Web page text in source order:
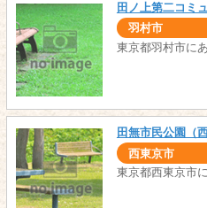
田ノ上第二コミ
羽村市
東京都羽村市に
田無市民公園（
西東京市
東京都西東京市